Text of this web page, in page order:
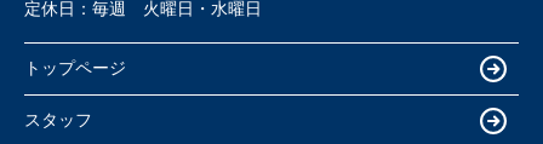
定休日： 毎週 火曜日・水曜日
トップページ
スタッフ